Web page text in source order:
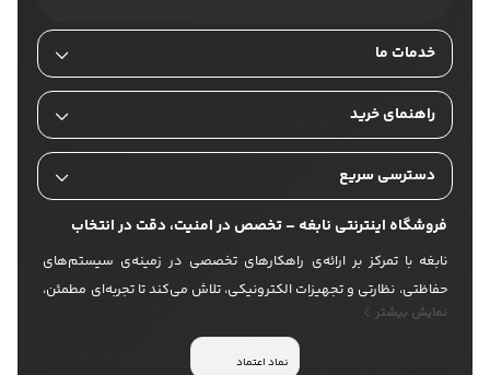
خدمات ما
راهنمای خرید
دسترسی سریع
فروشگاه اینترنتی نابغه – تخصص در امنیت، دقت در انتخاب
نابغه با تمرکز بر ارائه‌ی راهکارهای تخصصی در زمینه‌ی سیستم‌های
حفاظتی، نظارتی و تجهیزات الکترونیکی، تلاش می‌کند تا تجربه‌ای مطمئن،
حرفه‌ای و متفاوت از خرید آنلاین را برای کاربران خود رقم بزند. ما با
بهره‌گیری از محصولات باکیفیت و برندهای معتبر، ارائه‌ی مشاوره فنی،
نمایش بیشتر
نماد اعتماد